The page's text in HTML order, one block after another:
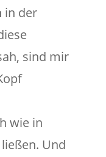
in der
sind mir
wie in
Und